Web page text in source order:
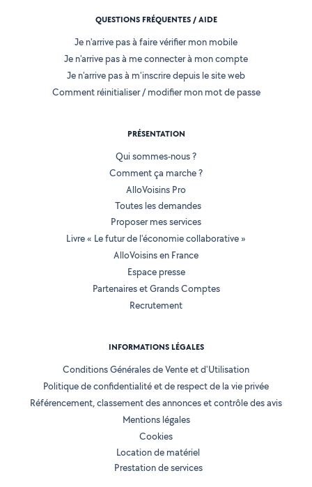
QUESTIONS FRÉQUENTES / AIDE
Je n'arrive pas à faire vérifier mon mobile
Je n'arrive pas à me connecter à mon compte
Je n'arrive pas à m'inscrire depuis le site web
Comment réinitialiser / modifier mon mot de passe
PRÉSENTATION
Qui sommes-nous ?
Comment ça marche ?
AlloVoisins Pro
Toutes les demandes
Proposer mes services
Livre « Le futur de l'économie collaborative »
AlloVoisins en France
Espace presse
Partenaires et Grands Comptes
Recrutement
INFORMATIONS LÉGALES
Conditions Générales de Vente et d'Utilisation
Politique de confidentialité et de respect de la vie privée
Référencement, classement des annonces et contrôle des avis
Mentions légales
Cookies
Location de matériel
Prestation de services